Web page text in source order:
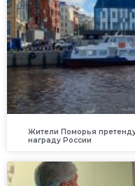
Жители Поморья
награду России